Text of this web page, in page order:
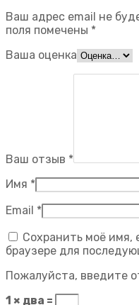
Ваш адрес email не
поля помечены *
Ваша оценка
Ваш отзыв *
Имя *
Email *
Сохранить моё имя,
браузере для
Пожалуйста, введите
1 × два =